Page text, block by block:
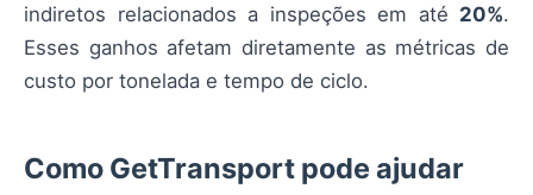
indiretos relacionados a inspeções em até 20%.
Esses ganhos afetam diretamente as métricas de
custo por tonelada e tempo de ciclo.
Como GetTransport pode ajudar